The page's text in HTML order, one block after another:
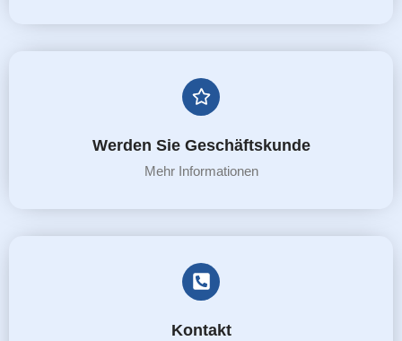
Werden Sie Geschäftskunde
Mehr Informationen
Kontakt